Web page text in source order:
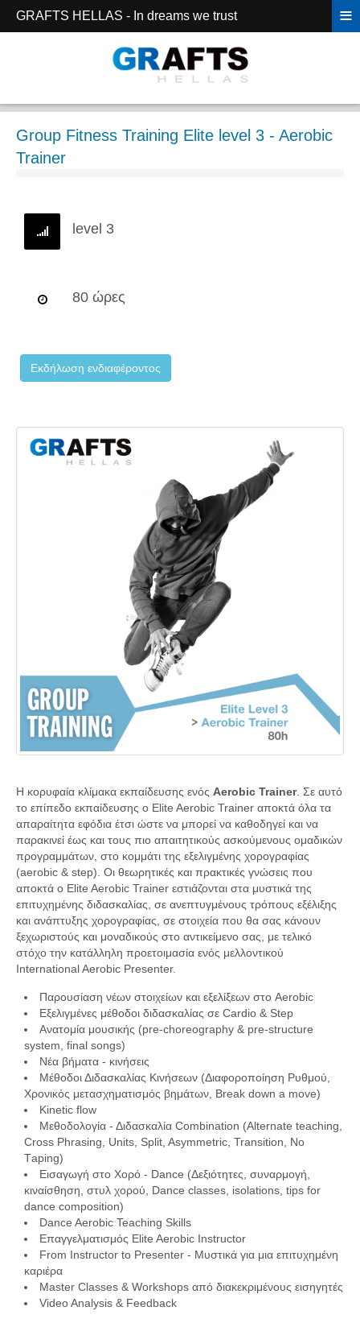
Group Fitness Training Elite level 3 - Aerobic
Trainer
level 3
80 ώρες
Εκδήλωση ενδιαφέροντος
Η κορυφαία κλίμακα εκπαίδευσης ενός Aerobic Trainer. Σε αυτό
το επίπεδο εκπαίδευσης ο Elite Aerobic Trainer αποκτά όλα τα
απαραίτητα εφόδια έτσι ώστε να μπορεί να καθοδηγεί και να
παρακινεί έως και τους πιο απαιτητικούς ασκούμενους ομαδικών
προγραμμάτων, στο κομμάτι της εξελιγμένης χορογραφίας
(aerobic & step). Οι θεωρητικές και πρακτικές γνώσεις που
αποκτά ο Elite Aerobic Trainer εστιάζονται στα μυστικά της
επιτυχημένης διδασκαλίας, σε ανεπτυγμένους τρόπους εξέλιξης
και ανάπτυξης χορογραφίας, σε στοιχεία που θα σας κάνουν
ξεχωριστούς και μοναδικούς στο αντικείμενο σας, με τελικό
στόχο την κατάλληλη προετοιμασία ενός μελλοντικού
International Aerobic Presenter.
Παρουσίαση νέων στοιχείων και εξελίξεων στο Aerobic
Εξελιγμένες μέθοδοι διδασκαλίας σε Cardio & Step
Ανατομία μουσικής (pre-choreography & pre-structure
system, final songs)
Νέα βήματα - κινήσεις
Μέθοδοι Διδασκαλίας Κινήσεων (Διαφοροποίηση Ρυθμού,
Χρονικός μετασχηματισμός βημάτων, Break down a move)
Kinetic flow
Μεθοδολογία - Διδασκαλία Combination (Alternate teaching,
Cross Phrasing, Units, Split, Asymmetric, Transition, No
Τaping)
Εισαγωγή στο Χορό - Dance (Δεξιότητες, συναρμογή,
κιναίσθηση, στυλ χορού, Dance classes, isolations, tips for
dance composition)
Dance Aerobic Teaching Skills
Επαγγελματισμός Elite Aerobic Instructor
From Instructor to Presenter - Μυστικά για μια επιτυχημένη
καριέρα
Master Classes & Workshops από διακεκριμένους εισηγητές
Video Analysis & Feedback
GRAFTS HELLAS - In dreams we trust ≡